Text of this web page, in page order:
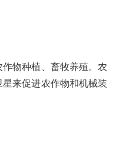
物种植、畜牧养殖。农
来促进农作物和机械装